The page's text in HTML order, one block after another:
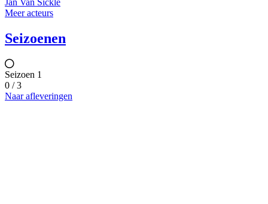
Jan Van Sickle
Meer acteurs
Seizoenen
Seizoen 1
0 / 3
Naar afleveringen